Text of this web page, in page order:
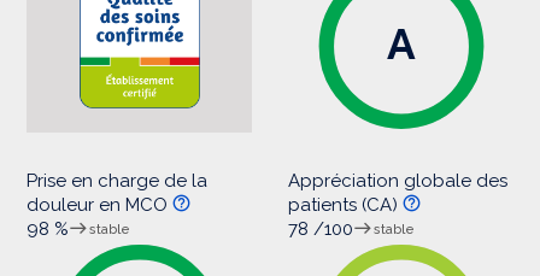
A
Prise en charge de la
douleur en MCO
98 %
stable
Appréciation globale des
patients (CA)
78 /100
stable